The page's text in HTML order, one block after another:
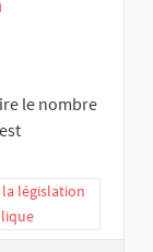
le nombre
législation